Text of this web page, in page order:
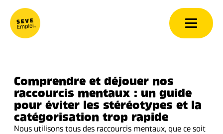
Aller au contenu
Comprendre et déjouer nos
raccourcis mentaux : un guide
pour éviter les stéréotypes et la
catégorisation trop rapide
Nous utilisons tous des raccourcis mentaux, que ce soit